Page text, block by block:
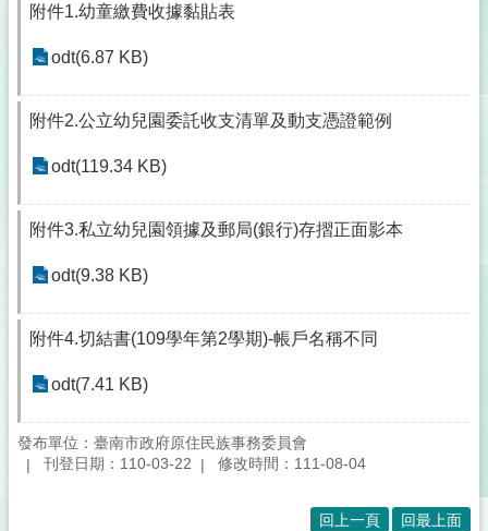
附件1.幼童繳費收據黏貼表
odt(6.87 KB)
附件2.公立幼兒園委託收支清單及動支憑證範例
odt(119.34 KB)
附件3.私立幼兒園領據及郵局(銀行)存摺正面影本
odt(9.38 KB)
附件4.切結書(109學年第2學期)-帳戶名稱不同
odt(7.41 KB)
發布單位：臺南市政府原住民族事務委員會
刊登日期：110-03-22
修改時間：111-08-04
回上一頁 回最上面